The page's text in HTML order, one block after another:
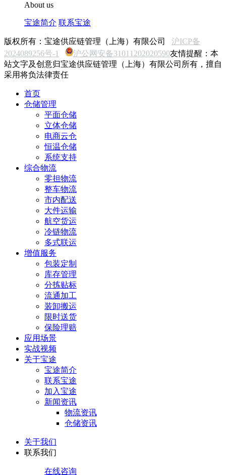
About us
宝途简介 联系宝途
版权所有：宝途供应链管理（上海）有限公司 沪ICP备
2024089256号-1
沪公网安备31011202020590友情提醒：本
站文字及创意归宝途供应链管理（上海）有限公司所有，擅自
采用将负法律责任
首页
仓储管理
平面仓储
立体仓储
电商云仓
恒温仓储
系统支持
综合物流
零担物流
整车物流
市内配送
大件运输
航空货运
冷链物流
多式联运
增值服务
包装定制
库存管理
分拣贴标
流通加工
装卸搬运
限时送货
保险理赔
应用场景
实战视频
关于宝途
宝途简介
联系宝途
加入宝途
新闻资讯
物流资讯
仓储资讯
关于我们
联系我们
在线咨询